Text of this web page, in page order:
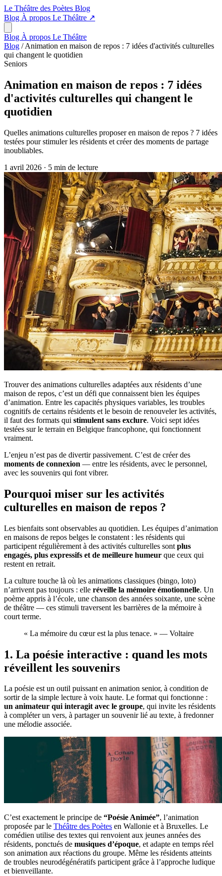
Le Théâtre des Poètes Blog
Blog À propos Le Théâtre ↗
Blog À propos Le Théâtre
Blog / Animation en maison de repos : 7 idées d'activités culturelles
qui changent le quotidien
Seniors
Animation en maison de repos : 7 idées
d'activités culturelles qui changent le
quotidien
Quelles animations culturelles proposer en maison de repos ? 7 idées
testées pour stimuler les résidents et créer des moments de partage
inoubliables.
1 avril 2026 · 5 min de lecture
Trouver des animations culturelles adaptées aux résidents d’une
maison de repos, c’est un défi que connaissent bien les équipes
d’animation. Entre les capacités physiques variables, les troubles
cognitifs de certains résidents et le besoin de renouveler les activités,
il faut des formats qui stimulent sans exclure. Voici sept idées
testées sur le terrain en Belgique francophone, qui fonctionnent
vraiment.
L’enjeu n’est pas de divertir passivement. C’est de créer des
moments de connexion — entre les résidents, avec le personnel,
avec les souvenirs qui font vibrer.
Pourquoi miser sur les activités
culturelles en maison de repos ?
Les bienfaits sont observables au quotidien. Les équipes d’animation
en maisons de repos belges le constatent : les résidents qui
participent régulièrement à des activités culturelles sont plus
engagés, plus expressifs et de meilleure humeur que ceux qui
restent en retrait.
La culture touche là où les animations classiques (bingo, loto)
n’arrivent pas toujours : elle réveille la mémoire émotionnelle. Un
poème appris à l’école, une chanson des années soixante, une scène
de théâtre — ces stimuli traversent les barrières de la mémoire à
court terme.
« La mémoire du cœur est la plus tenace. » — Voltaire
1. La poésie interactive : quand les mots
réveillent les souvenirs
La poésie est un outil puissant en animation senior, à condition de
sortir de la simple lecture à voix haute. Le format qui fonctionne :
un animateur qui interagit avec le groupe, qui invite les résidents
à compléter un vers, à partager un souvenir lié au texte, à fredonner
une mélodie associée.
C’est exactement le principe de “Poésie Animée”, l’animation
proposée par le Théâtre des Poètes en Wallonie et à Bruxelles. Le
comédien utilise des textes qui renvoient aux jeunes années des
résidents, ponctués de musiques d’époque, et adapte en temps réel
son animation aux réactions du groupe. Même les résidents atteints
de troubles neurodégénératifs participent grâce à l’approche ludique
et bienveillante.